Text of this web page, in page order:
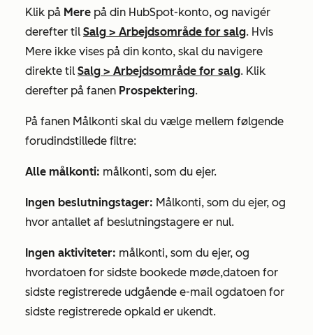
Klik på Mere på din HubSpot-konto, og navigér
derefter til Salg > Arbejdsområde for salg. Hvis
Mere ikke vises på din konto, skal du navigere
direkte til Salg > Arbejdsområde for salg. Klik
derefter på fanen Prospektering.
På fanen Målkonti skal du vælge mellem følgende
forudindstillede filtre:
Alle målkonti: målkonti, som du ejer.
Ingen beslutningstager: Målkonti, som du ejer, og
hvor antallet af beslutningstagere er nul.
Ingen aktiviteter: målkonti, som du ejer, og
hvordatoen for sidste bookede møde,datoen for
sidste registrerede udgående e-mail ogdatoen for
sidste registrerede opkald er ukendt.